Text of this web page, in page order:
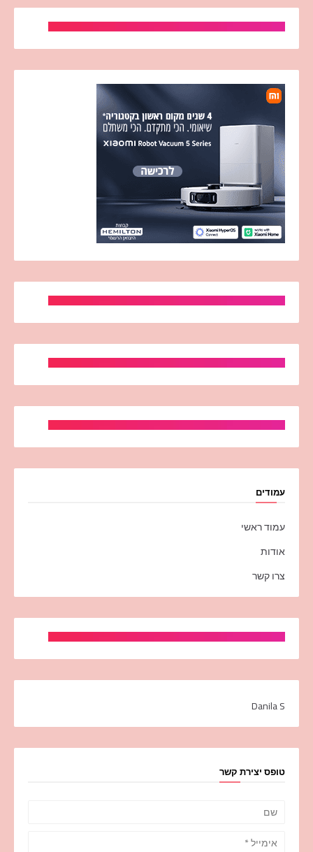
עמודים
עמוד ראשי
אודות
צרו קשר
Danila S
טופס יצירת קשר